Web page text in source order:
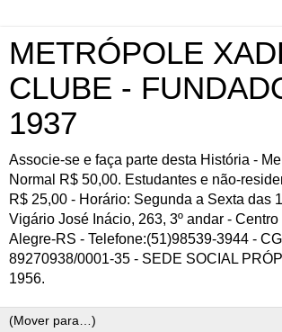
METRÓPOLE
CLUBE -
1937
Associe-se e faça parte desta História -
Normal R$ 50,00. Estudantes e não-
R$ 25,00 - Horário: Segunda a Sexta das
Vigário José Inácio, 263, 3º andar -
Alegre-RS - Telefone:(51)98539-3944 -
89270938/0001-35 - SEDE SOCIAL
1956.